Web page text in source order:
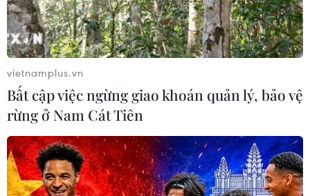
Giá xăng RON 95-III ở mức
hơn 24.000 đồng một lít
Giá xăng dầu chỉ được điều chỉnh ngay sau 1
ngày khi giá cơ sở tăng 15% trở lên
vietnamplus.vn
Bất cập việc ngừng giao khoán quản lý, bảo vệ
rừng ở Nam Cát Tiên